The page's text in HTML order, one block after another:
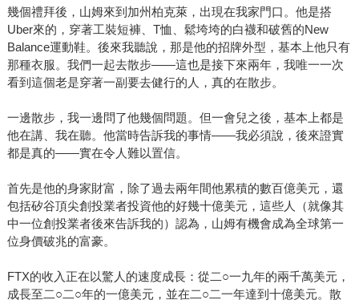
幾個禮拜後，山姆來到加州柏克萊，出現在我家門口。他是搭
Uber來的，穿著工裝短褲、T恤、鬆垮垮的白襪和破舊的New
Balance運動鞋。後來我聽說，那是他的招牌外型，基本上他只有
那種衣服。我們一起去散步——這也是接下來兩年，我唯一一次
看到這個老是穿著一副要去健行的人，真的在散步。
一邊散步，我一邊問了他幾個問題。但一會兒之後，基本上都是
他在講、我在聽。他當時告訴我的事情——我必須說，後來證實
都是真的——實在令人難以置信。
首先是他的身家財富，除了過去兩年間他累積的數百億美元，還
包括矽谷頂尖創投業者投資他的好幾十億美元，這些人（就像其
中一位創投業者後來告訴我的）認為，山姆有機會成為全球第一
位身價破兆的富豪。
FTX的收入正在以驚人的速度成長：從二○一九年的兩千萬美元，
成長至二○二○年的一億美元，並在二○二一年達到十億美元。散